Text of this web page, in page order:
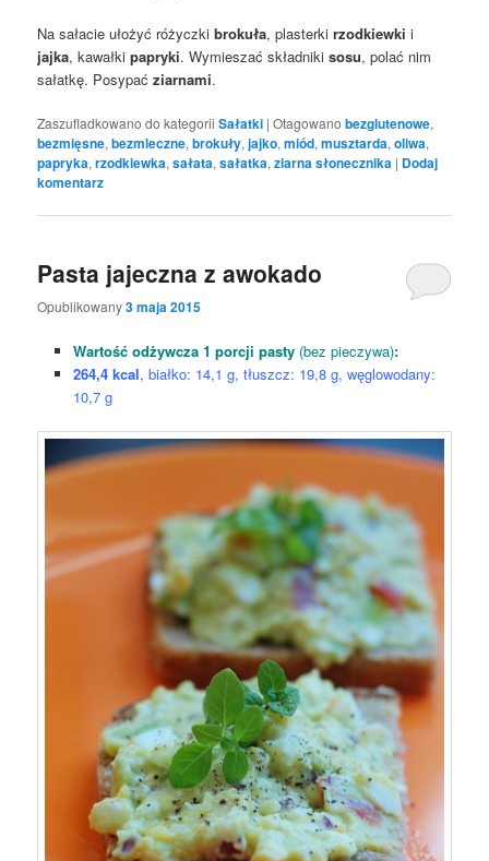
Na sałacie ułożyć różyczkibrokuła, plasterkirzodkiewki i
jajka, kawałki papryki. Wymieszać składnikisosu, polać nim
sałatkę. Posypaćziarnami.
Zaszufladkowano do kategorii Sałatki |Otagowano bezglutenowe,
bezmięsne,bezmleczne,brokuły,jajko,miód,musztarda,oliwa,
papryka,rzodkiewka,sałata,sałatka,ziarna słonecznika | Dodaj
komentarz
Pasta jajeczna z awokado
Opublikowany3 maja 2015
Wartość odżywcza 1 porcji pasty (bez pieczywa):
264,4 kcal, białko: 14,1 g, tłuszcz: 19,8 g, węglowodany:
10,7 g